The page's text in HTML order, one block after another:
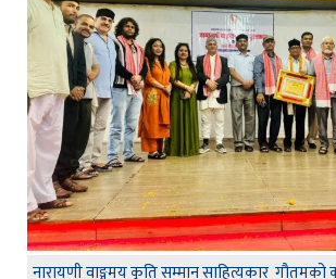
नारायणी वाङ्गमय कृति सम्मान साहित्यकार